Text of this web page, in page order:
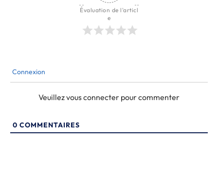
Évaluation de l'articl
e
Connexion
Veuillez vous connecter pour commenter
0 COMMENTAIRES